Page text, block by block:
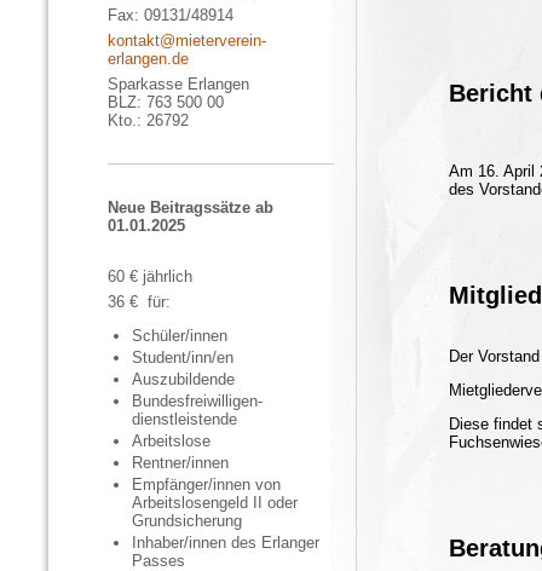
Fax: 09131/48914
kontakt@mieterverein-
erlangen.de
Sparkasse Erlangen
BLZ: 763 500 00
Kto.: 26792
Neue Beitragssätze ab
01.01.2025
60 € jährlich
36 € für:
Schüler/innen
Student/inn/en
Auszubildende
Bundesfreiwilligen­
dienstleistende
Arbeitslose
Rentner/innen
Empfänger/innen von
Arbeitslosengeld II oder
Grundsicherung
Inhaber/innen des Erlanger
Passes
Bericht
Am 16. April
des
Der
Diese findet